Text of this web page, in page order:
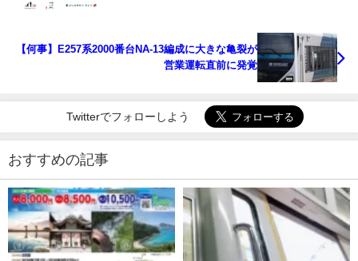
【何事】E257系2000番台NA-13編成に大きな亀裂が
営業運転直前に発覚
Twitterでフォローしよう
おすすめの記事